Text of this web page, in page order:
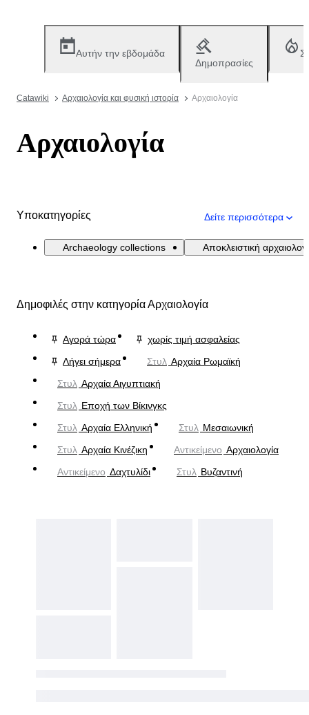
Αυτήν την εβδομάδα
Δημοπρασίες
Catawiki Αρχαιολογία και φυσική ιστορία Αρχαιολογία
Αρχαιολογία
Υποκατηγορίες Δείτε περισσότερα
Archaeology collections Αποκλειστική
Δημοφιλές στην κατηγορία Αρχαιολογία
Αγορά τώρα
χωρίς τιμή ασφαλείας
Λήγει σήμερα
Στυλ Αρχαία Ρωμαϊκή
Στυλ Αρχαία Αιγυπτιακή
Στυλ Εποχή των Βίκινγκς
Στυλ Αρχαία Ελληνική Στυλ Μεσαιωνική
Στυλ Αρχαία Κινέζικη Αντικείμενο Αρχαιολογία
Αντικείμενο Δαχτυλίδι Στυλ Βυζαντινή